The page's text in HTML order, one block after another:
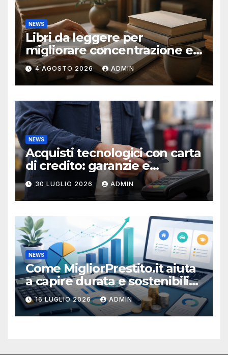
NEWS
Libri da leggere per
migliorare concentrazione e
produttività
4 AGOSTO 2026 ADMIN
NEWS
Acquisti tecnologici con carta
di credito: garanzie e
protezioni
30 LUGLIO 2026 ADMIN
NEWS
Come MigliorPrestito.it aiuta
a capire durata e sostenibilità
della rata
16 LUGLIO 2026 ADMIN